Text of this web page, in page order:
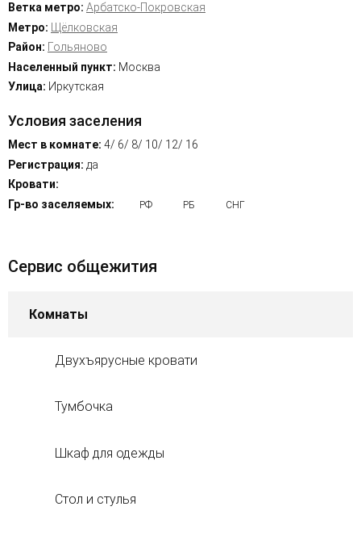
Ветка метро: Арбатско-Покровская
Метро:
Щёлковская
Район: Гольяново
Населенный пункт: Москва
Улица: Иркутская
Условия заселения
Мест в комнате: 4/ 6/ 8/ 10/ 12/ 16
Регистрация: да
Кровати:
Гр-во заселяемых:
РФ РБ СНГ
Сервис общежития
Комнаты
Двухъярусные кровати
Тумбочка
Шкаф для одежды
Стол и стулья